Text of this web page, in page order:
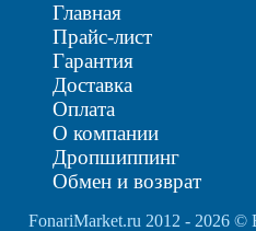
Главная
Прайс-лист
Гарантия
Доставка
Оплата
О компании
Дропшиппинг
Обмен и возврат
FonariMarket.ru 2012 - 2026 ©